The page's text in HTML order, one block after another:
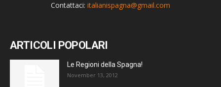
Contattaci: italianispagna@gmail.com
ARTICOLI POPOLARI
Le Regioni della Spagna!
November 13, 2012